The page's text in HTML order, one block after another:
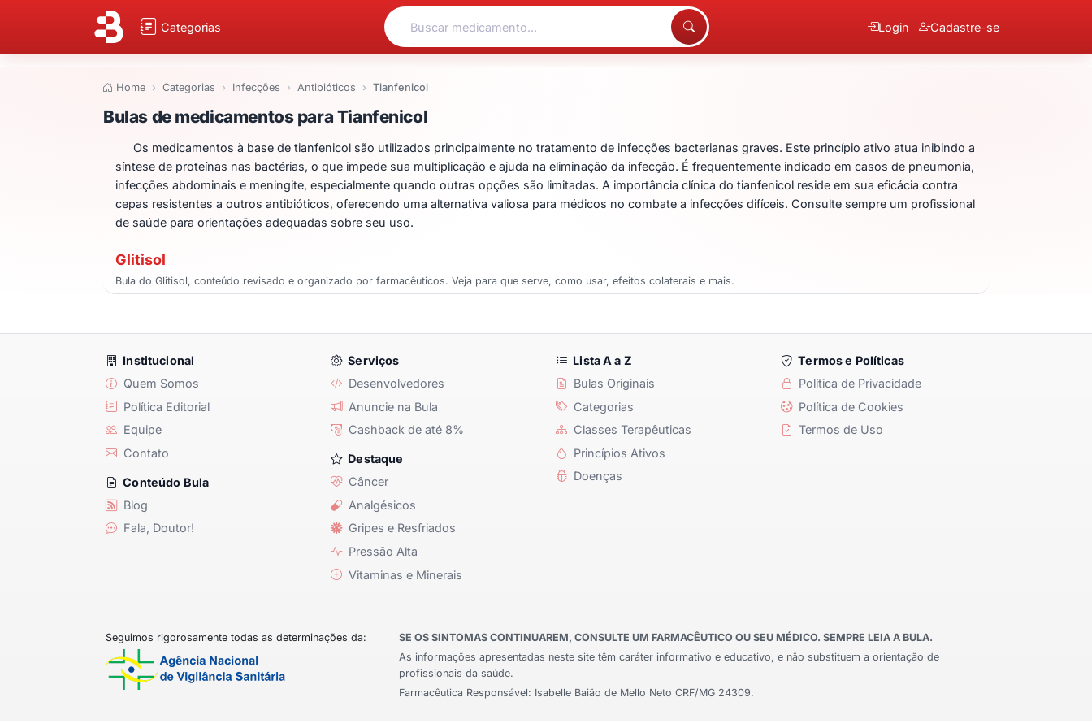
Categorias Login Cadastre-se
Home Categorias Infecções Antibióticos Tianfenicol
Bulas de medicamentos para Tianfenicol
Bulas de medicamentos para Tianfenicol
Os medicamentos à base de tianfenicol são utilizados principalmente no tratamento de infecções bacterianas graves. Este princípio ativo atua inibindo a
síntese de proteínas nas bactérias, o que impede sua multiplicação e ajuda na eliminação da infecção. É frequentemente indicado em casos de pneumonia,
infecções abdominais e meningite, especialmente quando outras opções são limitadas. A importância clínica do tianfenicol reside em sua eficácia contra
cepas resistentes a outros antibióticos, oferecendo uma alternativa valiosa para médicos no combate a infecções difíceis. Consulte sempre um profissional
de saúde para orientações adequadas sobre seu uso.
Glitisol
Bula do Glitisol, conteúdo revisado e organizado por farmacêuticos. Veja para que serve, como usar, efeitos colaterais e mais.
Institucional
Quem Somos
Política Editorial
Equipe
Contato
Conteúdo Bula
Blog
Fala, Doutor!
Serviços
Desenvolvedores
Anuncie na Bula
Cashback de até 8%
Destaque
Câncer
Analgésicos
Gripes e Resfriados
Pressão Alta
Vitaminas e Minerais
Lista A a Z
Bulas Originais
Categorias
Classes Terapêuticas
Princípios Ativos
Doenças
Termos e Políticas
Política de Privacidade
Política de Cookies
Termos de Uso
Seguimos rigorosamente todas as determinações da:
SE OS SINTOMAS CONTINUAREM, CONSULTE UM FARMACÊUTICO OU SEU MÉDICO. SEMPRE LEIA A BULA.
As informações apresentadas neste site têm caráter informativo e educativo, e não substituem a orientação de
profissionais da saúde.
Farmacêutica Responsável: Isabelle Baião de Mello Neto CRF/MG 24309.